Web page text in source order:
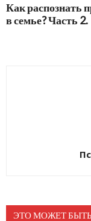
Как распознать
в семье? Часть 2.
ЭТО МОЖЕТ